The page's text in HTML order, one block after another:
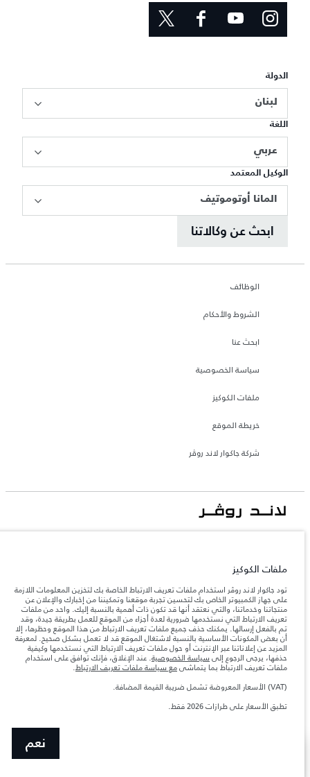
الدولة
لبنان
اللغة
عربي
الوكيل المعتمد
المانا أوتوموتيف
ابحث عن وكالاتنا
الوظائف
الشروط والأحكام
ابحث عنا
سياسة الخصوصية
ملفات الكوكيز
خريطة الموقع
شركة جاكوار لاند روڤر
تعكس الأوزان المذكورة مواصفات السيارة القياسية. سوف تؤثر الإكسسوارات وغيرها من
والحد الأقصى لأحمال المحور عند تحميل السيارة بالإكسسوارات والركاب والسوائل والوقود
والحمولة.
المعلومات والمواصفات والأسعار والألوان المذكورة على هذا الموقع قد تختلف من بلد إلى
آخر، كما أنّها قد تتغير بدون إشعار مسبق. الرجاء التواصل مع وكيلنا المحلي للتأكد من توفّرها
والتحقق من الأسعار.
ملاحظة مهمة حول الصور والمواصفات. إن النقص العالمي في أشباه الموصلات يؤثر حاليًا
في مواصفات تصميم السيارات وتوفر الخيارات وتوقيتات التصاميم. هذا ظرف ديناميكي
للغاية، ونتيجة لذلك، قد لا تمثّل الصور المستخدَمة ضمن موقع الويب حاليًا المواصفات الحالية
بالكامل بالنسبة إلى الميزات والخيارات والحلية ومجموعات الألوان. يرجى استشارة وكيلك الذي
سيتمكّن من تأكيد أي تقييدات حالية معك للسماح لك باتخاذ قرار مدروس
يتباين استهلك الوقود الفعلي للمركبة عن ذلك المتحقق في تلك الاختبارات كما أن هذه
ملفات الكوكيز
تود جاكوار لاند روڤر استخدام ملفات تعريف الارتباط الخاصة بك لتخزين المعلومات اللازمة
على جهاز الكمبيوتر الخاص بك لتحسين تجربة موقعنا وتمكيننا من إخبارك والإعلان عن
منتجاتنا وخدماتنا، والتي نعتقد أنها قد تكون ذات أهمية بالنسبة إليك. واحد من ملفات
تعريف الارتباط التي نستخدمها ضرورية لعدة أجزاء من الموقع للعمل بطريقة جيدة، وقد
تم بالفعل إرسالها. يمكنك حذف جميع ملفات تعريف الارتباط من هذا الموقع وحظرها، إلا
أن بعض المكونات الأساسية بالنسبة لاشتغال الموقع قد لا تعمل بشكل صحيح. لمعرفة
المزيد عن إعلاناتنا عبر الإنترنت أو حول ملفات تعريف الارتباط التي نستخدمها وكيفية
حذفها، يرجى الرجوع إلى سياسة الخصوصية. عند الإغلاق، فإنك توافق على استخدام
ملفات تعريف الارتباط بما يتماشىمع سياسة ملفات تعريف الارتباط.
(VAT) الأسعار المعروضة تشمل ضريبة القيمة المضافة.
تطبق الأسعار على طرازات 2026 فقط.‎
نعم